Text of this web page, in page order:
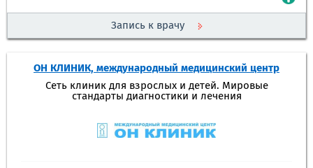
Запись к врачу
ОН КЛИНИК, международный медицинский центр
Сеть клиник для взрослых и детей. Мировые
стандарты диагностики и лечения